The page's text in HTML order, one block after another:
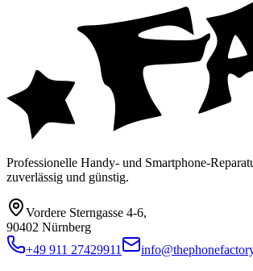
Professionelle Handy- und Smartphone-
zuverlässig und günstig.
Vordere Sterngasse 4-6,
90402 Nürnberg
+49 911 27429911